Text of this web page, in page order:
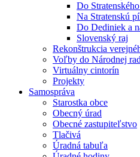
Do
Na Stratenskú
Do Dediniek a
Slovenský raj
Rekonštrukcia
Voľby do Národnej
Virtuálny cintorín
Projekty
Samospráva
Starostka obce
Obecný úrad
Obecné zastupiteľstvo
Tlačivá
Úradná tabuľa